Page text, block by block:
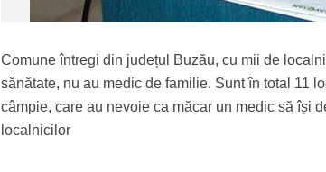
Comune întregi din județul Buzău, cu mii de
sănătate, nu au medic de familie. Sunt în total 11
câmpie, care au nevoie ca măcar un medic să își
localnicilor